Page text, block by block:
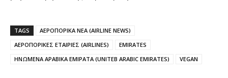
TAGS
ΑΕΡΟΠΟΡΙΚΑ ΝΕΑ (AIRLINE NEWS)
ΑΕΡΟΠΟΡΙΚΕΣ ΕΤΑΙΡΙΕΣ (AIRLINES)
EMIRATES
ΗΝΩΜΕΝΑ ΑΡΑΒΙΚΑ ΕΜΙΡΑΤΑ (UNITEB ARABIC EMIRATES)
VEGAN